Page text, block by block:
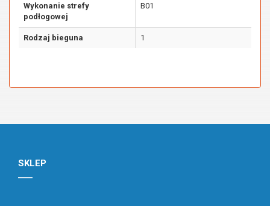
Wykonanie strefy
podłogowej
B01
Rodzaj bieguna 1
SKLEP